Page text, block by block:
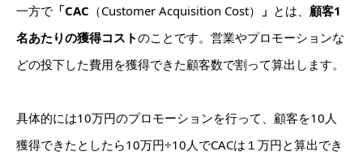
一方で 「CAC （Customer Acquisition Cost） 」 とは、 顧客1
名あたりの獲得コストのこと です。営業やプロモーションな
どの投下した費用を獲得できた顧客数で割って算出します。
具体的には10万円のプロモーションを行って、顧客を10人
獲得できたとしたら10万円÷10人でCACは１万円と算出でき